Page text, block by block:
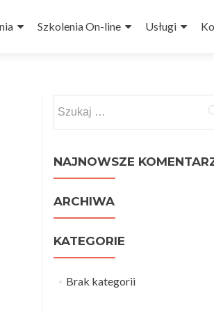
Szkolenia On-line Usługi
NAJNOWSZE
ARCHIWA
KATEGORIE
Brak kategorii